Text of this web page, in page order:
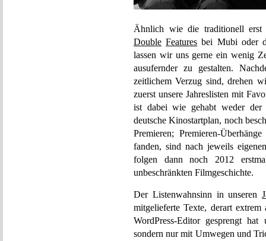
Ähnlich wie die traditionell erst
Double Features bei Mubi oder
lassen wir uns gerne ein wenig
ausufernder zu gestalten.
zeitlichem Verzug sind, drehen
zuerst unsere Jahreslisten mit
ist dabei wie gehabt weder der
deutsche Kinostartplan, noch
Premieren; Premieren-
fanden, sind nach jeweils
folgen dann noch 2012
unbeschränkten Filmgeschichte.
Der Listenwahnsinn in unseren
mitgelieferte Texte, derart extrem
WordPress-Editor gesprengt
sondern nur mit Umwegen und